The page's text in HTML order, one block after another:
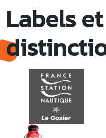
Ven. 24 juillet
Gosier Summer
Plage de la Datcha
Gosier Summer
Parking Arcade des
Labels et